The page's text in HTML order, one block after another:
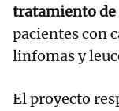
tratamiento
pacientes con
linfomas y
El proyecto